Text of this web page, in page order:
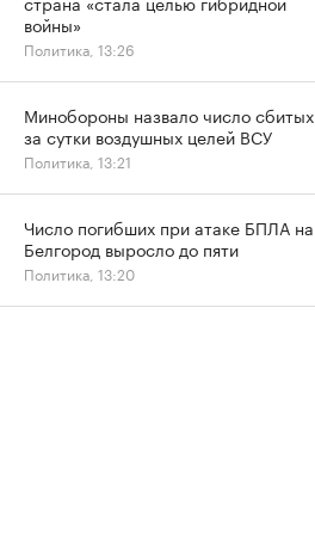
войны»
Политика, 13:26
Минобороны назвало число сбитых
за сутки воздушных целей ВСУ
Политика, 13:21
Число погибших при атаке БПЛА на
Белгород выросло до пяти
Политика, 13:20